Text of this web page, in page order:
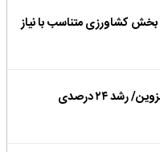
کشاورزی متناسب با نیاز
تولید ۲ هزار و ۳۰۰ تن گوشت بوقلمون در قزوین/ رشد ۲۴ درصدی